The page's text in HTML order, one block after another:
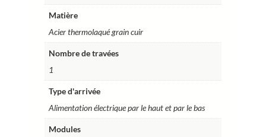
Matière
Acier thermolaqué grain cuir
Nombre de travées
1
Type d'arrivée
Alimentation électrique par le haut et par le bas
Modules